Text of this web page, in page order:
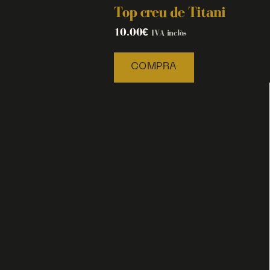
Top creu de Titani
10.00€ IVA inclòs
COMPRA